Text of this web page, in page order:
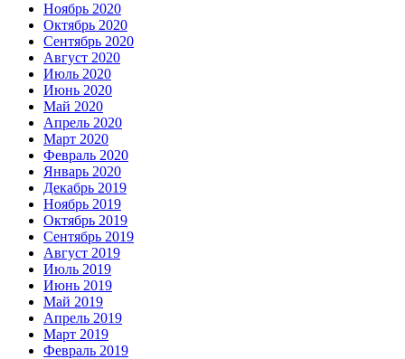
Ноябрь 2020
Октябрь 2020
Сентябрь 2020
Август 2020
Июль 2020
Июнь 2020
Май 2020
Апрель 2020
Март 2020
Февраль 2020
Январь 2020
Декабрь 2019
Ноябрь 2019
Октябрь 2019
Сентябрь 2019
Август 2019
Июль 2019
Июнь 2019
Май 2019
Апрель 2019
Март 2019
Февраль 2019